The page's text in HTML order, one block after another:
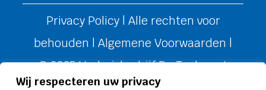
Wij respecteren uw privacy
Privacy Policy | Alle rechten voor
behouden | Algemene Voorwaarden |
© 2025 Verhuisbedrijf De Toekomst